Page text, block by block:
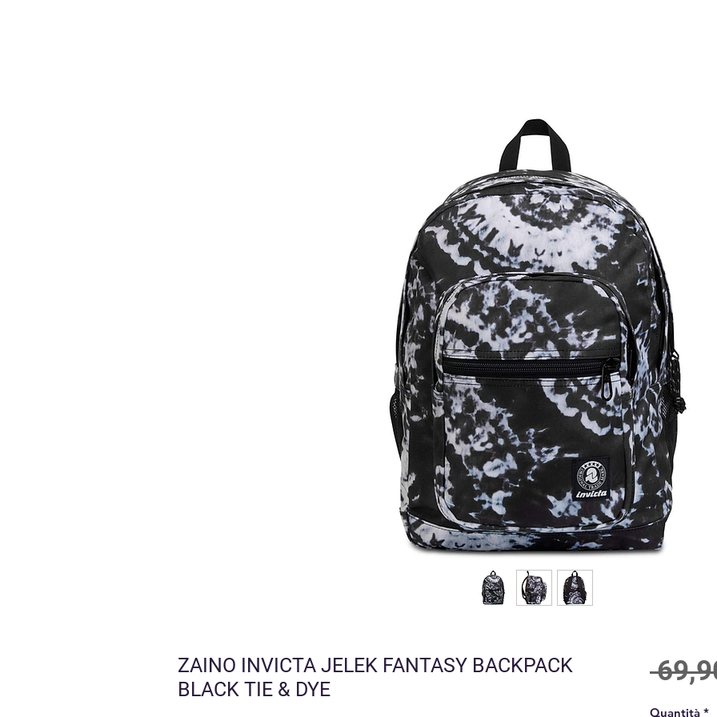
ZAINO INVICTA JELEK FANTASY BACKPACK
BLACK TIE & DYE
Quantità *